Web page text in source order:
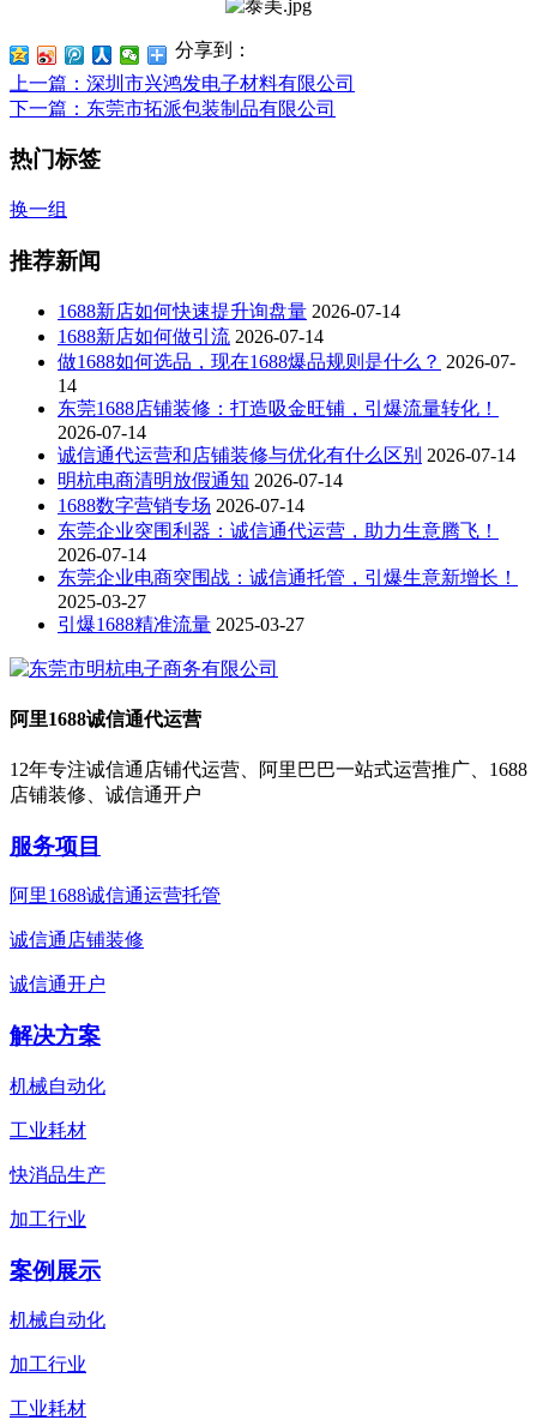
分享到：
上一篇 ：深圳市兴鸿发电子材料有限公司
下一篇 ：东莞市拓派包装制品有限公司
热门标签
换一组
推荐新闻
1688新店如何快速提升询盘量 2026-07-14
1688新店如何做引流 2026-07-14
做1688如何选品，现在1688爆品规则是什么？ 2026-07-
14
东莞1688店铺装修：打造吸金旺铺，引爆流量转化！
2026-07-14
诚信通代运营和店铺装修与优化有什么区别 2026-07-14
明杭电商清明放假通知 2026-07-14
1688数字营销专场 2026-07-14
东莞企业突围利器：诚信通代运营，助力生意腾飞！
2026-07-14
东莞企业电商突围战：诚信通托管，引爆生意新增长！
2025-03-27
引爆1688精准流量 2025-03-27
阿里1688诚信通代运营
12年专注诚信通店铺代运营、阿里巴巴一站式运营推广、1688
店铺装修、诚信通开户
服务项目
阿里1688诚信通运营托管
诚信通店铺装修
诚信通开户
解决方案
机械自动化
工业耗材
快消品生产
加工行业
案例展示
机械自动化
加工行业
工业耗材